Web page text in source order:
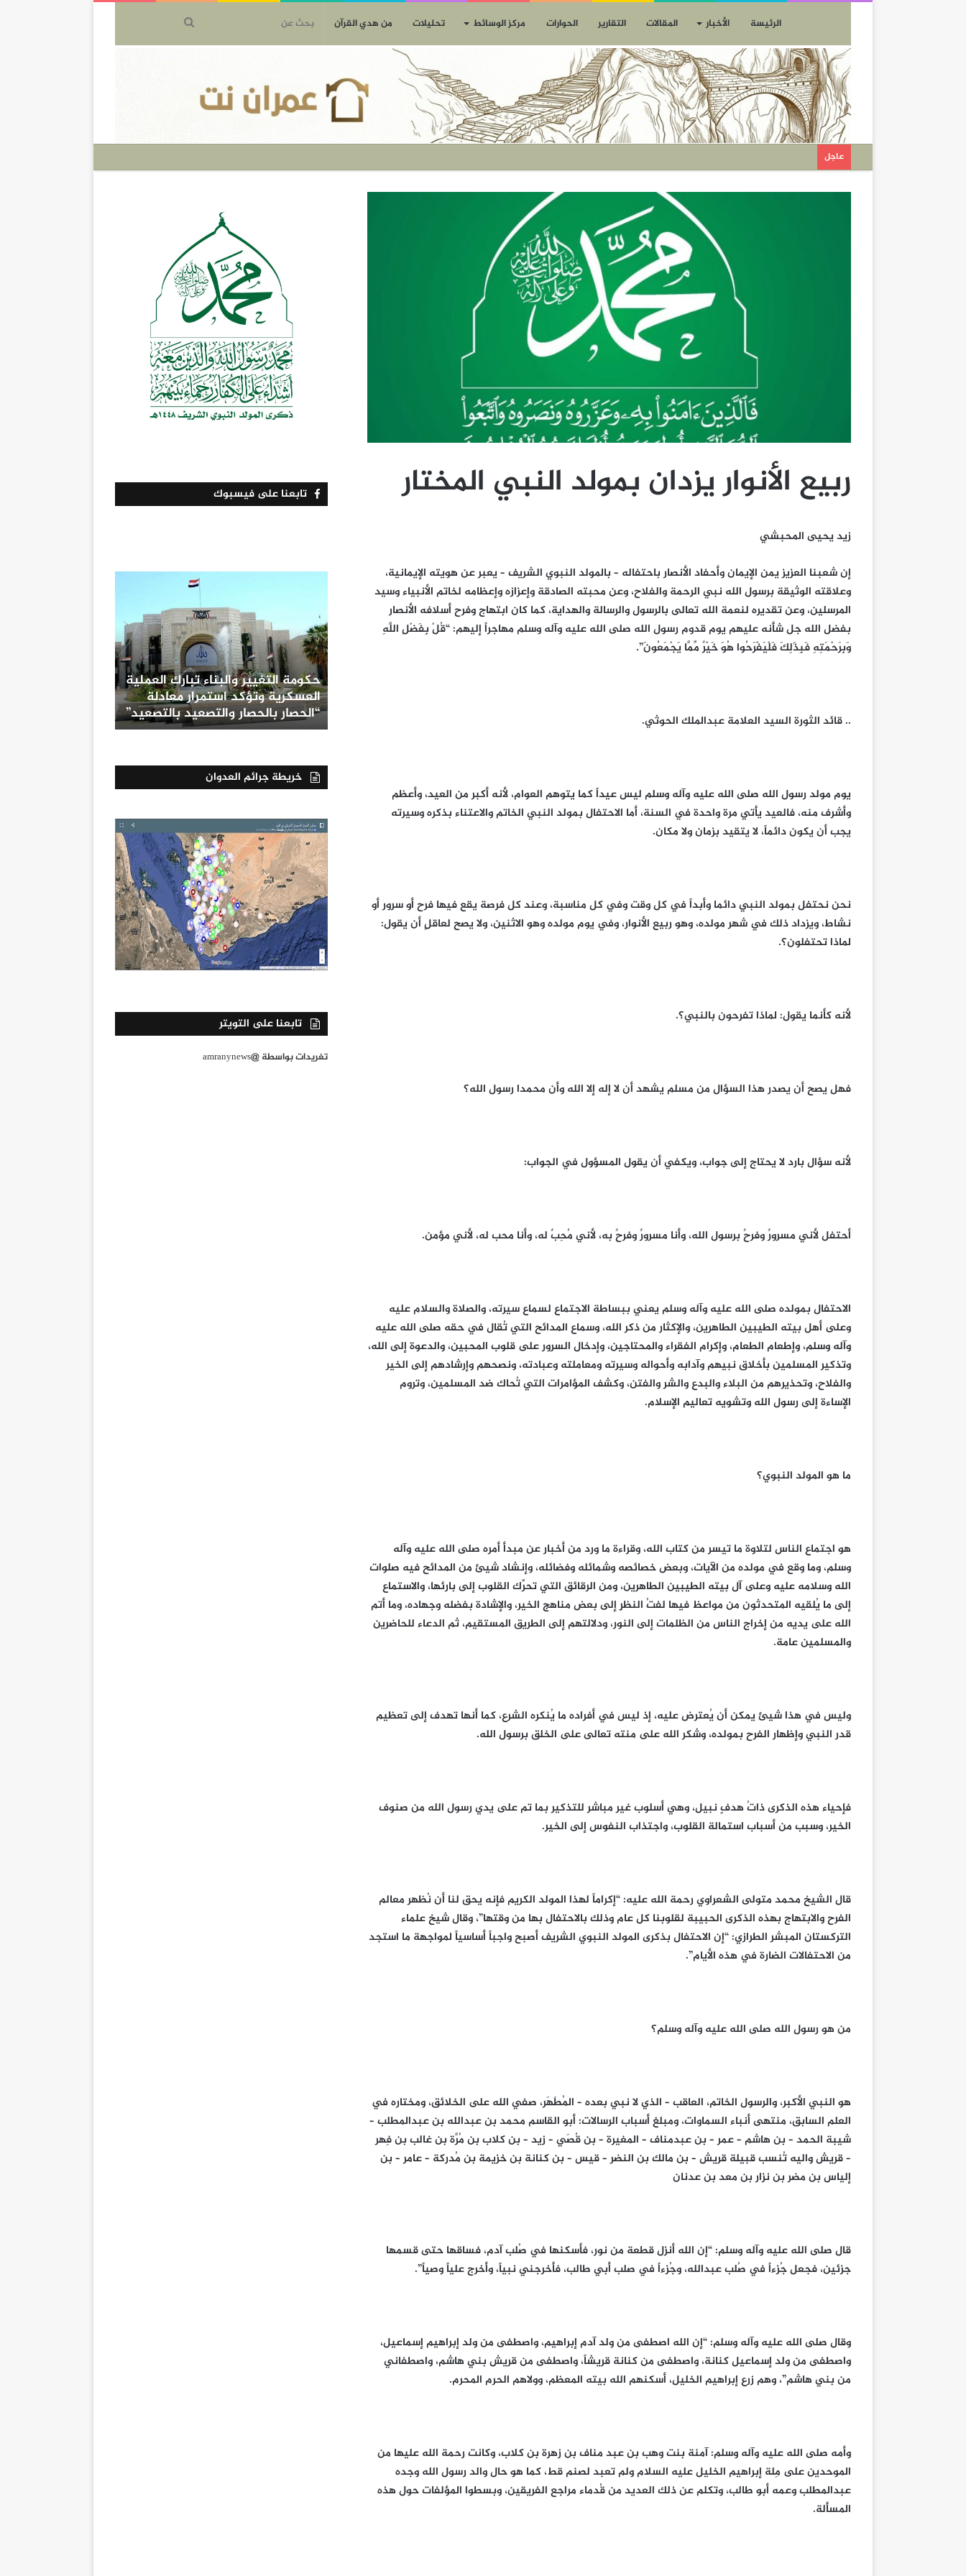
الرئيسة الأخبار المقالات التقارير الحوارات مركز الوسائط تحليلات من هدي القرآن
عاجل
ربيع الأنوار يزدان بمولد النبي المختار
زيد يحيى المحبشي
إن شعبنا العزيز يمن الإيمان وأحفاد الأنصار باحتفاله – بالمولد النبوي الشريف – يعبر عن هويته الإيمانية،
وعلاقته الوثيقة برسول الله نبي الرحمة والفلاح، وعن محبته الصادقة وإعزازه وإعظامه لخاتم الأنبياء وسيد
المرسلين، وعن تقديره لنعمة الله تعالى بالرسول والرسالة والهداية، كما كان ابتهاج وفرح أسلافه الأنصار
بفضل الله جل شأنه عليهم يوم قدوم رسول الله صلى الله عليه وآله وسلم مهاجراً إليهم: “قُلْ بِفَضْلِ اللَّهِ
وَبِرَحْمَتِهِ فَبِذَٰلِكَ فَلْيَفْرَحُوا هُوَ خَيْرٌ مِّمَّا يَجْمَعُونَ”.
.. قائد الثورة السيد العلامة عبدالملك الحوثي.
يوم مولد رسول الله صلى الله عليه وآله وسلم ليس عيداً كما يتوهم العوام، لأنه أكبر من العيد، وأعظم
وأشرف منه، فالعيد يأتي مرة واحدة في السنة، أما الاحتفال بمولد النبي الخاتم والاعتناء بذكره وسيرته
يجب أن يكون دائماً، لا يتقيد بزمان ولا مكان.
نحن نحتفل بمولد النبي دائما وأبداً في كل وقت وفي كل مناسبة، وعند كل فرصة يقع فيها فرح أو سرور أو
نشاط، ويزداد ذلك في شهر مولده، وهو ربيع الأنوار، وفي يوم مولده وهو الاثنين، ولا يصح لعاقلٍ أن يقول:
لماذا تحتفلون؟.
لأنه كأنما يقول: لماذا تفرحون بالنبي؟.
فهل يصح أن يصدر هذا السؤال من مسلم يشهد أن لا إله إلا الله وأن محمدا رسول الله؟
لأنه سؤال بارد لا يحتاج إلى جواب، ويكفي أن يقول المسؤول في الجواب:
أحتفل لأني مسرورٌ وفرحٌ برسول الله، وأنا مسرورٌ وفرحٌ به، لأني مُحِبٌ له، وأنا محب له، لأني مؤمن.
الاحتفال بمولده صلى الله عليه وآله وسلم يعني ببساطة الاجتماع لسماع سيرته، والصلاة والسلام عليه
وعلى أهل بيته الطيبين الطاهرين، والإكثار من ذكر الله، وسماع المدائح التي تُقال في حقه صلى الله عليه
وآله وسلم، وإطعام الطعام، وإكرام الفقراء والمحتاجين، وإدخال السرور على قلوب المحبين، والدعوة إلى الله،
وتذكير المسلمين بأخلاق نبيهم وآدابه وأحواله وسيرته ومعاملته وعبادته، ونصحهم وإرشادهم إلى الخير
والفلاح، وتحذيرهم من البلاء والبدع والشر والفتن، وكشف المؤامرات التي تُحاك ضد المسلمين، وتروم
الإساءة إلى رسول الله وتشويه تعاليم الإسلام.
ما هو المولد النبوي؟
هو اجتماع الناس لتلاوة ما تيسر من كتاب الله، وقراءة ما ورد من أخبار عن مبدأ أمره صلى الله عليه وآله
وسلم، وما وقع في مولده من الآيات، وبعض خصائصه وشمائله وفضائله، وإنشاد شيئ من المدائح فيه صلوات
الله وسلامه عليه وعلى آل بيته الطيبين الطاهرين، ومن الرقائق التي تحرِّك القلوب إلى بارئها، والاستماع
إلى ما يُلقيه المتحدثون من مواعظ فيها لفتُ النظرِ إلى بعض مناهج الخير، والإشادة بفضله وجهاده، وما أتم
الله على يديه من إخراج الناس من الظلمات إلى النور، ودلالتهم إلى الطريق المستقيم، ثم الدعاء للحاضرين
والمسلمين عامة.
وليس في هذا شيئ يمكن أن يُعترض عليه، إذ ليس في أفراده ما يُنكره الشرع، كما أنها تهدف إلى تعظيم
قدر النبي وإظهار الفرح بمولده، وشكر الله على منته تعالى على الخلق برسول الله.
فإحياء هذه الذكرى ذاتُ هدفٍ نبيل، وهي أسلوب غير مباشر للتذكير بما تم على يدي رسول الله من صنوف
الخير، وسبب من أسباب استمالة القلوب، واجتذاب النفوس إلى الخير.
قال الشيخ محمد متولى الشعراوي رحمة الله عليه: “إكراماً لهذا المولد الكريم فإنه يحق لنا أن نُظهر معالم
الفرح والابتهاج بهذه الذكرى الحبيبة لقلوبنا كل عام وذلك بالاحتفال بها من وقتها”، وقال شيخ علماء
التركستان المبشر الطرازي: “إن الاحتفال بذكرى المولد النبوي الشريف أصبح واجباً أساسياً لمواجهة ما استجد
من الاحتفالات الضارة في هذه الأيام”.
من هو رسول الله صلى الله عليه وآله وسلم؟
هو النبي الأكبر، والرسول الخاتم، العاقب – الذي لا نبي بعده – المُطَهَر، صفي الله على الخلائق، ومختاره في
العلم السابق، منتهى أنباء السماوات، ومبلغ أسباب الرسالات: أبو القاسم محمد بن عبدالله بن عبدالمطلب –
شيبة الحمد – بن هاشم – عمر – بن عبدمناف – المغيرة – بن قُصَي – زيد – بن كلاب بن مُرَّة بن غالب بن فِهر
– قريش واليه تُنسب قبيلة قريش – بن مالك بن النضر – قيس – بن كنانة بن خزيمة بن مُدركة – عامر – بن
إلياس بن مضر بن نزار بن معد بن عدنان
قال صلى الله عليه وآله وسلم: “إن الله أنزل قطعة من نور، فأسكنها في صُلب آدم، فساقها حتى قسمها
جزئين، فجعل جُزءاً في صُلب عبدالله، وجُزءاً في صلب أبي طالب، فأخرجني نبياً، وأخرج علياً وصياً”.
وقال صلى الله عليه وآله وسلم: “إن الله اصطفى من ولد آدم إبراهيم، واصطفى من ولد إبراهيم إسماعيل،
واصطفى من ولد إسماعيل كنانة، واصطفى من كنانة قريشاً، واصطفى من قريش بني هاشم، واصطفاني
من بني هاشم”، وهم زرع إبراهيم الخليل، أسكنهم الله بيته المعظم، وولاهم الحرم المحرم.
وأمه صلى الله عليه وآله وسلم: آمنة بنت وهب بن عبد مناف بن زهرة بن كلاب، وكانت رحمة الله عليها من
الموحدين على مِلة إبراهيم الخليل عليه السلام ولم تعبد لصنم قط، كما هو حال والد رسول الله وجده
عبدالمطلب وعمه أبو طالب، وتكلم عن ذلك العديد من قُدماء مراجع الفريقين، وبسطوا المؤلفات حول هذه
المسألة.
تابعنا على فيسبوك
حكومة التغيير والبناء تبارك العملية
العسكرية وتؤكد استمرار معادلة
“الحصار بالحصار والتصعيد بالتصعيد”
خريطة جرائم العدوان
تابعنا على التويتر
تغريدات بواسطة @amranynews